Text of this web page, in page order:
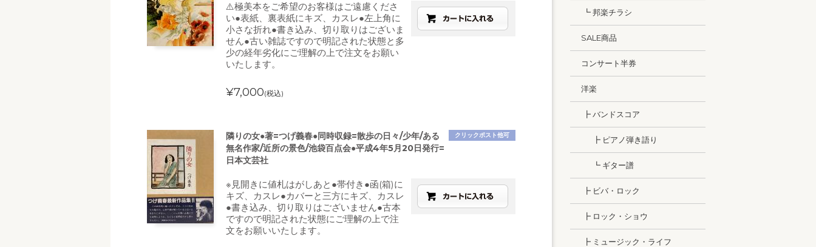
⚠️極美本をご希望のお客様はご遠慮くださ
い●表紙、裏表紙にキズ、カスレ●左上角に
小さな折れ●書き込み、切り取りはございま
せん●古い雑誌ですので明記された状態と多
少の経年劣化にご理解の上で注文をお願い
いたします。
¥7,000(税込)
クリックポスト他可
隣りの女●著=つげ義春●同時収録=散歩の日々/少年/ある
無名作家/近所の景色/池袋百点会●平成4年5月20日発行=
日本文芸社
※見開きに値札はがしあと●帯付き●函(箱)に
キズ、カスレ●カバーと三方にキズ、カスレ
●書き込み、切り取りはございません●古本
ですので明記された状態にご理解の上で注
文をお願いいたします。
┗ 邦楽チラシ
SALE商品
コンサート半券
洋楽
┣ バンドスコア
┣ ピアノ弾き語り
┗ ギター譜
┣ ビバ・ロック
┣ ロック・ショウ
┣ ミュージック・ライフ